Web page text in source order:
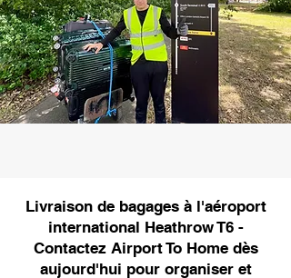
Livraison de bagages à l'aéroport
international Heathrow T6 -
Contactez Airport To Home dès
aujourd'hui pour organiser et